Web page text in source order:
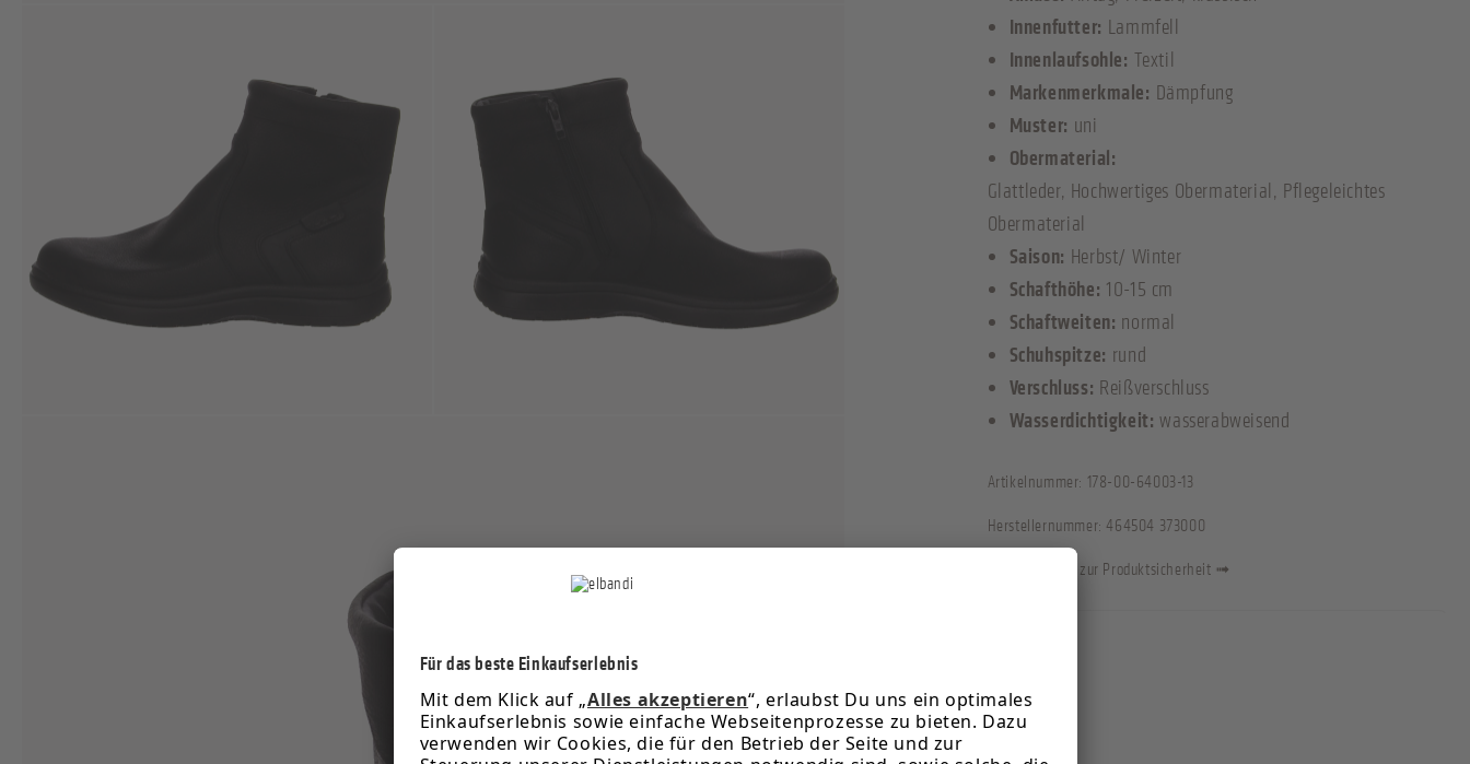
Innenfutter: Lammfell
Innenlaufsohle: Textil
Markenmerkmale: Dämpfung
Muster: uni
Obermaterial:
Glattleder, Hochwertiges Obermaterial, Pflegeleichtes
Obermaterial
Saison: Herbst/ Winter
Schafthöhe: 10-15 cm
Schaftweiten: normal
Schuhspitze: rund
Verschluss: Reißverschluss
Wasserdichtigkeit: wasserabweisend
Artikelnummer: 178-00-64003-13
Herstellernummer: 464504 373000
Informationen zur Produktsicherheit ➟
info@jomos.de
Verantwortliche Person für die EU: